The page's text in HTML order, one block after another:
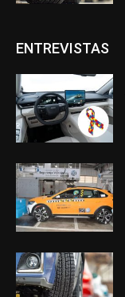
ENTREVISTAS